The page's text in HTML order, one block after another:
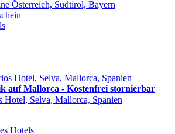
Österreich, Südtirol, Bayern
auf Mallorca - Kostenfrei stornierbar
Hotel, Selva, Mallorca, Spanien
Hotels